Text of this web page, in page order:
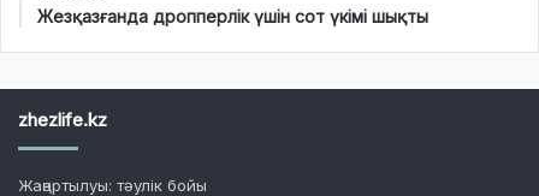
Жезқазғанда дропперлік үшін сот үкімі шықты
zhezlife.kz
Жаңартылуы: тәулік бойы